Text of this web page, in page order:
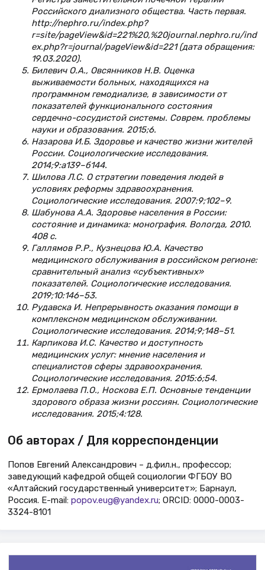
Российского диализного общества. Часть первая.
http://nephro.ru/index.php?
r=site/pageView&id=221%20,%20journal.nephro.ru/ind
ex.php?r=journal/pageView&id=221 (дата обращения:
19.03.2020).
Билевич О.А., Овсянников Н.В. Оценка
выживаемости больных, находящихся на
программном гемодиализе, в зависимости от
показателей функционального состояния
сердечно-сосудистой системы. Соврем. проблемы
науки и образования. 2015;6.
Назарова И.Б. Здоровье и качество жизни жителей
России. Социологические исследования.
2014;9:а139–б144.
Шилова Л.С. О стратегии поведения людей в
условиях реформы здравоохранения.
Социологические исследования. 2007:9;102–9.
Шабунова А.А. Здоровье населения в России:
состояние и динамика: монография. Вологда, 2010.
408 с.
Галлямов Р.Р., Кузнецова Ю.А. Качество
медицинского обслуживания в российском регионе:
сравнительный анализ «субъективных»
показателей. Социологические исследования.
2019;10:146–53.
Рудавска И. Непрерывность оказания помощи в
комплексном медицинском обслуживании.
Социологические исследования. 2014;9;148–51.
Карпикова И.С. Качество и доступность
медицинских услуг: мнение населения и
специалистов сферы здравоохранения.
Социологические исследования. 2015:6;54.
Ермолаева П.О., Носкова Е.П. Основные тенденции
здорового образа жизни россиян. Социологические
исследования. 2015;4:128.
Об авторах / Для корреспонденции
Попов Евгений Александрович – д.фил.н., профессор;
заведующий кафедрой общей социологии ФГБОУ ВО
«Алтайский государственный университет»; Барнаул,
Россия. Е-mail: popov.eug@yandex.ru; ORCID: 0000-0003-
3324-8101